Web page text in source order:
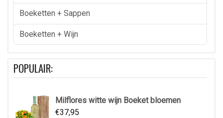
Boeketten + Sappen
Boeketten + Wijn
POPULAIR:
Milflores witte wijn Boeket bloemen
€37,95